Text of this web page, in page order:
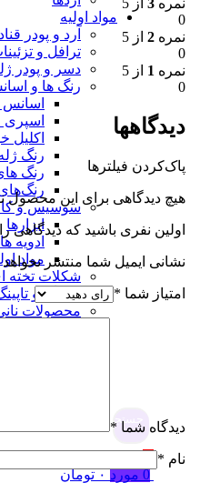
مواد اولیه
آرد و پودر
ترافل و
دسر و پودر
رنگ ها و
اکلیل
رنگ
رنگ
سوسیس و
ابزارها
ادویه ها
مواد
شکلات تخته
فیلینگ و
محصولات
جستجو
0 مورد ۰ تومان
0
نمره 2 از 5
0
نمره 1 از 5
0
دیدگاهها
پاک‌کردن فیلترها
هیچ دیدگاهی برای این
اولین نفری باشید که دیدگاهی را
نشانی ایمیل شما منتشر
امتیاز شما *
دیدگاه شما *
نام *